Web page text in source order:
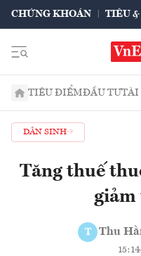
CHỨNG KHOÁN TIÊU
TIÊU ĐIỂMĐẦU TƯTÀI
DÂN SINH
Tăng thuế
giảm
T Thu